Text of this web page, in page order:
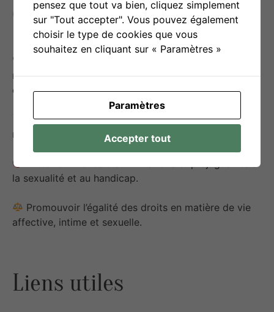
Objectif(s) d’utilisation
relationnelles et sexuelles des adolescents et adultes
en situation de handicap intellectuel.
Favoriser leur épanouissement personnel et
renforcer leur
autonomie affective et relationnelle
la sexualité et au handicap.
Promouvoir l’égalité des droits en matière de vie
affective, intime et sexuelle.
Liens utiles
pensez que tout va bien, cliquez simplement
sur "Tout accepter". Vous pouvez également
choisir le type de cookies que vous
souhaitez en cliquant sur « Paramètres »
Paramètres
Accepter tout